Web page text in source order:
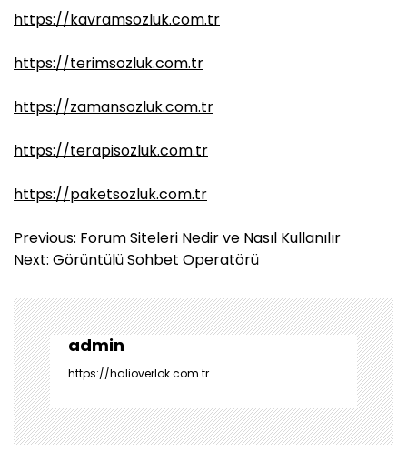
https://kavramsozluk.com.tr
https://terimsozluk.com.tr
https://zamansozluk.com.tr
https://terapisozluk.com.tr
https://paketsozluk.com.tr
Y
a
ı
g
e
z
i
n
m
Previous: Forum Siteleri Nedir ve Nasıl Kullanılır
Next: Görüntülü Sohbet Operatörü
admin
https://halioverlok.com.tr